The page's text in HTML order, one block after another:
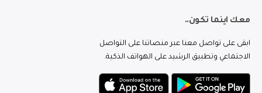
معك اينما تكون..
ابقى على تواصل معنا عبر منصاتنا على التواصل
الاجتماعي وتطبيق الرشيد على الهواتف الذكية.